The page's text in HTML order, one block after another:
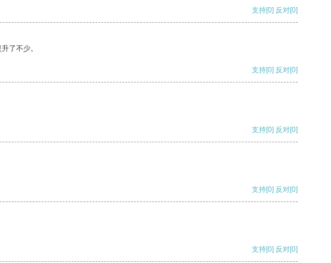
支持[0] 反对[0]
了不少。
支持[0] 反对[0]
支持[0] 反对[0]
支持[0] 反对[0]
支持[0] 反对[0]